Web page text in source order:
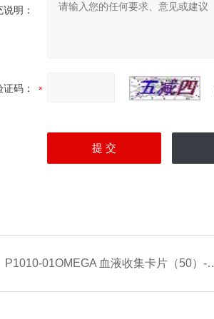
明：
证码：
P1010-01OMEGA 血液收集卡片（50）-常备现货